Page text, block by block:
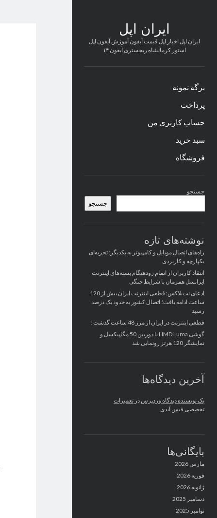
ایران اپل
ایران اپل اخبار اپل قیمت آیفون آموزش آیفون اپل
استور کرمانشاه ریجستری آیفون ۱۴
برگه نمونه
پرداخت
حساب کاربری من
سبد خرید
فروشگاه
کناری
جستجو
جستجو
نوشته‌های تازه
راه‌های اتصال موبایل و کامپیوتر به یکدیگر: تجربه‌ای
یکپارچه و کاربردی
انتقاد کاربران از اتمام زودهنگام بسته‌های اینترنت
ایرانسل همزمان با شرایط جنگی
ادعای نت‌بلاکس: قطعی اینترنت ایران بیش از 120
ساعت ادامه یافت؛ اتصال کشور به حدود یک درصد
رسید
قطعی اینترنت در ایران از مرز 48 ساعت گذشت!
گوشی HMD Luma با دوربین 50 مگاپیکسل و
نمایشگر 120 هرتز رونمایی شد
آخرین دیدگاه‌ها
یک نویسنده دیدگاه وردپرس در تعمیرات
تخصصی فیس آیدی
بایگانی‌ها
مارس 2026
فوریه 2026
ژانویه 2026
دسامبر 2025
نوامبر 2025